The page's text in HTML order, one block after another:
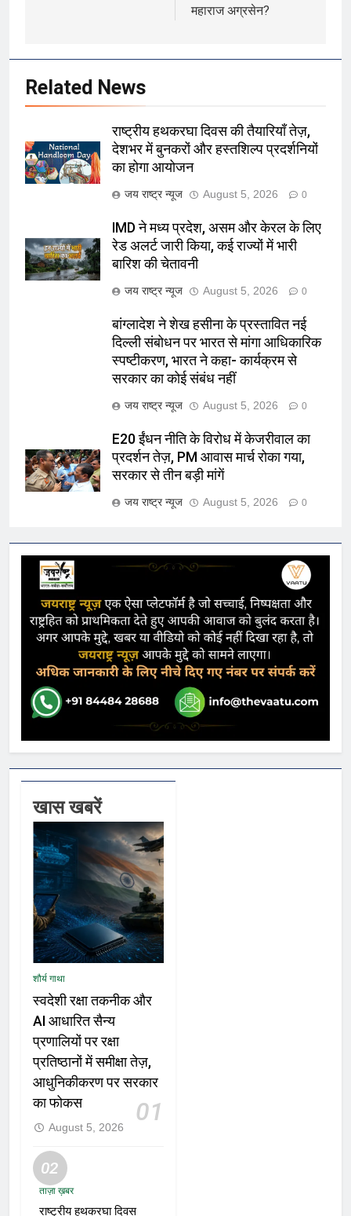
महाराज अग्रसेन?
Related News
राष्ट्रीय हथकरघा दिवस की तैयारियाँ तेज़,
देशभर में बुनकरों और हस्तशिल्प प्रदर्शनियों
का होगा आयोजन
जय राष्ट्र न्यूज August 5, 2026 0
IMD ने मध्य प्रदेश, असम और केरल के लिए
रेड अलर्ट जारी किया, कई राज्यों में भारी
बारिश की चेतावनी
जय राष्ट्र न्यूज August 5, 2026 0
बांग्लादेश ने शेख हसीना के प्रस्तावित नई
दिल्ली संबोधन पर भारत से मांगा आधिकारिक
स्पष्टीकरण, भारत ने कहा- कार्यक्रम से
सरकार का कोई संबंध नहीं
जय राष्ट्र न्यूज August 5, 2026 0
E20 ईंधन नीति के विरोध में केजरीवाल का
प्रदर्शन तेज़, PM आवास मार्च रोका गया,
सरकार से तीन बड़ी मांगें
जय राष्ट्र न्यूज August 5, 2026 0
खास खबरें
शौर्य गाथा
स्वदेशी रक्षा तकनीक और
AI आधारित सैन्य
प्रणालियों पर रक्षा
प्रतिष्ठानों में समीक्षा तेज़,
आधुनिकीकरण पर सरकार
का फोकस
01
August 5, 2026
02
ताज़ा ख़बर
राष्ट्रीय हथकरघा दिवस